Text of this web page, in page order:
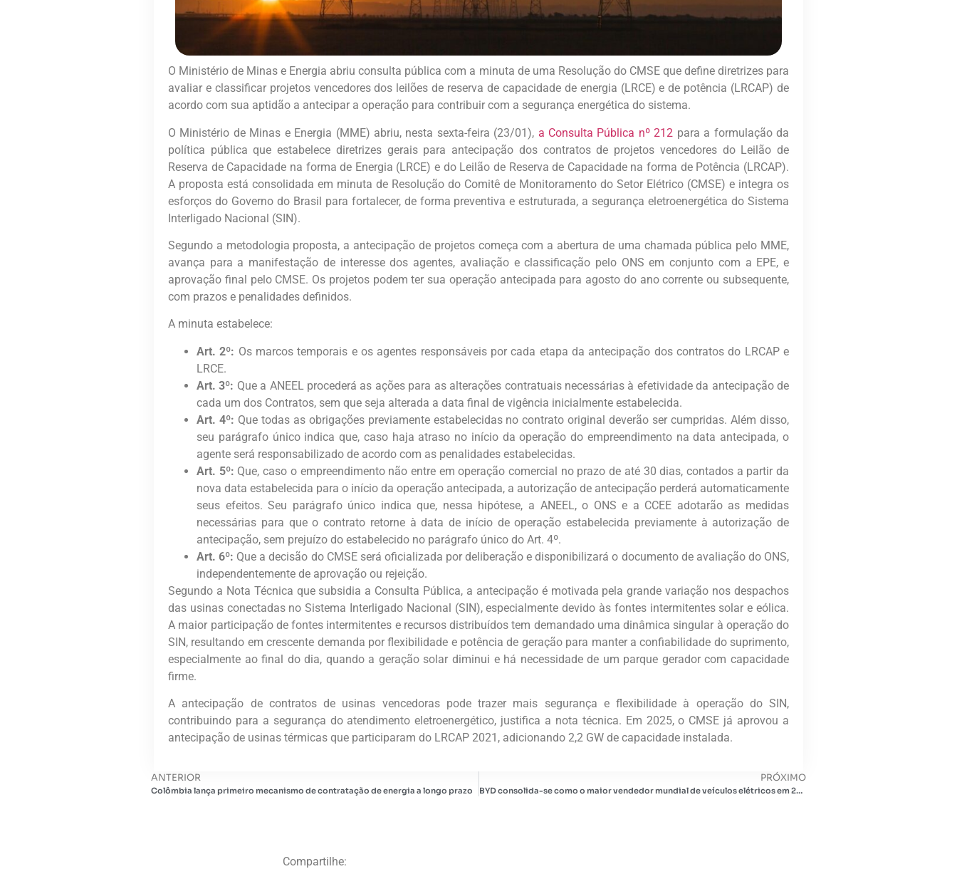
O Ministério de Minas e Energia abriu consulta pública com a minuta de uma Resolução do CMSE que define diretrizes para
avaliar e classificar projetos vencedores dos leilões de reserva de capacidade de energia (LRCE) e de potência (LRCAP) de
acordo com sua aptidão a antecipar a operação para contribuir com a segurança energética do sistema.
O Ministério de Minas e Energia (MME) abriu, nesta sexta-feira (23/01), a Consulta Pública nº 212 para a formulação da
política pública que estabelece diretrizes gerais para antecipação dos contratos de projetos vencedores do Leilão de
Reserva de Capacidade na forma de Energia (LRCE) e do Leilão de Reserva de Capacidade na forma de Potência (LRCAP).
A proposta está consolidada em minuta de Resolução do Comitê de Monitoramento do Setor Elétrico (CMSE) e integra os
esforços do Governo do Brasil para fortalecer, de forma preventiva e estruturada, a segurança eletroenergética do Sistema
Interligado Nacional (SIN).
Segundo a metodologia proposta, a antecipação de projetos começa com a abertura de uma chamada pública pelo MME,
avança para a manifestação de interesse dos agentes, avaliação e classificação pelo ONS em conjunto com a EPE, e
aprovação final pelo CMSE. Os projetos podem ter sua operação antecipada para agosto do ano corrente ou subsequente,
com prazos e penalidades definidos.
A minuta estabelece:
Art. 2º: Os marcos temporais e os agentes responsáveis por cada etapa da antecipação dos contratos do LRCAP e
LRCE.
Art. 3º: Que a ANEEL procederá as ações para as alterações contratuais necessárias à efetividade da antecipação de
cada um dos Contratos, sem que seja alterada a data final de vigência inicialmente estabelecida.
Art. 4º: Que todas as obrigações previamente estabelecidas no contrato original deverão ser cumpridas. Além disso,
seu parágrafo único indica que, caso haja atraso no início da operação do empreendimento na data antecipada, o
agente será responsabilizado de acordo com as penalidades estabelecidas.
Art. 5º: Que, caso o empreendimento não entre em operação comercial no prazo de até 30 dias, contados a partir da
nova data estabelecida para o início da operação antecipada, a autorização de antecipação perderá automaticamente
seus efeitos. Seu parágrafo único indica que, nessa hipótese, a ANEEL, o ONS e a CCEE adotarão as medidas
necessárias para que o contrato retorne à data de início de operação estabelecida previamente à autorização de
antecipação, sem prejuízo do estabelecido no parágrafo único do Art. 4º.
Art. 6º: Que a decisão do CMSE será oficializada por deliberação e disponibilizará o documento de avaliação do ONS,
independentemente de aprovação ou rejeição.
Segundo a Nota Técnica que subsidia a Consulta Pública, a antecipação é motivada pela grande variação nos despachos
das usinas conectadas no Sistema Interligado Nacional (SIN), especialmente devido às fontes intermitentes solar e eólica.
A maior participação de fontes intermitentes e recursos distribuídos tem demandado uma dinâmica singular à operação do
SIN, resultando em crescente demanda por flexibilidade e potência de geração para manter a confiabilidade do suprimento,
especialmente ao final do dia, quando a geração solar diminui e há necessidade de um parque gerador com capacidade
firme.
A antecipação de contratos de usinas vencedoras pode trazer mais segurança e flexibilidade à operação do SIN,
contribuindo para a segurança do atendimento eletroenergético, justifica a nota técnica. Em 2025, o CMSE já aprovou a
antecipação de usinas térmicas que participaram do LRCAP 2021, adicionando 2,2 GW de capacidade instalada.
ANTERIOR
Colômbia lança primeiro mecanismo de contratação de energia a longo prazo
PRÓXIMO
BYD consolida-se como o maior vendedor mundial de veículos elétricos em 2025
Compartilhe: